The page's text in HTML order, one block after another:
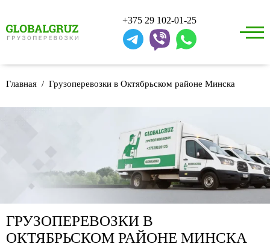
+375 29 102-01-25
Главная Грузоперевозки в Октябрьском районе Минска
ГРУЗОПЕРЕВОЗКИ В
ОКТЯБРЬСКОМ РАЙОНЕ МИНСКА